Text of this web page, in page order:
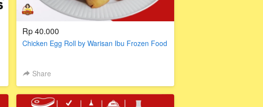
Rp 40.000
Chicken Egg Roll by Warisan Ibu Frozen Food
Share